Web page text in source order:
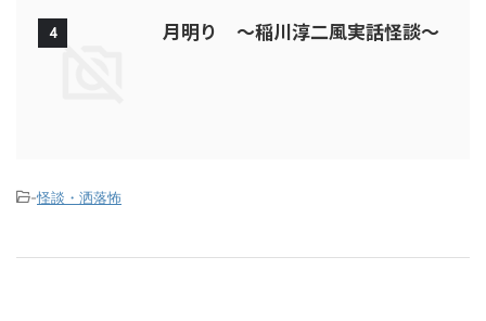
4 月明り ～稲川淳二風実話怪談～
-怪談・洒落怖